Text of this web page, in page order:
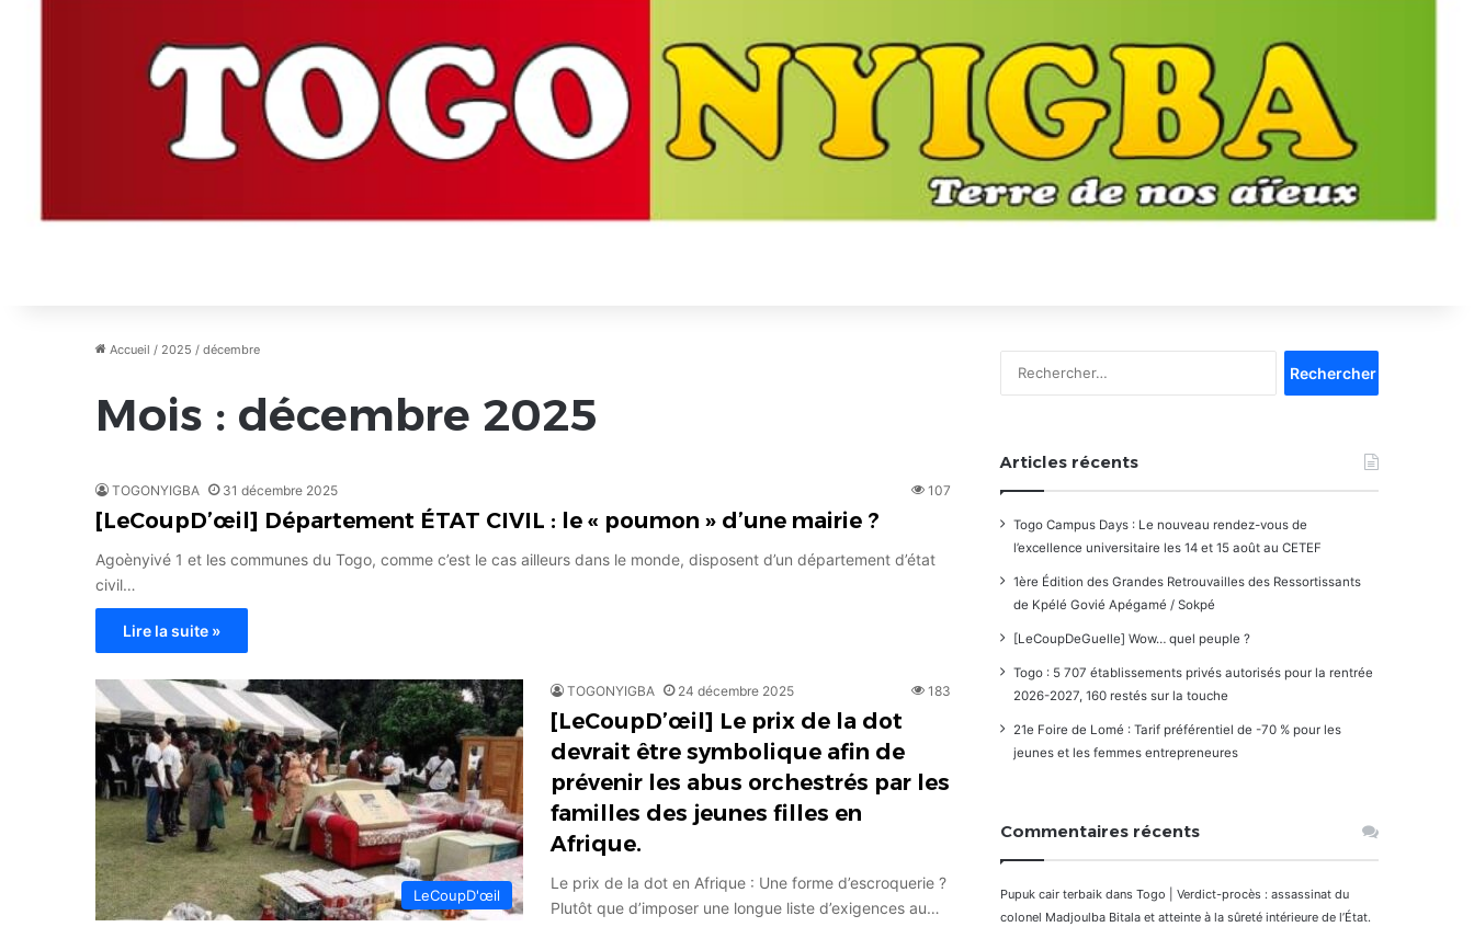
Accueil / 2025 / décembre
Mois : décembre 2025
TOGONYIGBA 31 décembre 2025 107
[LeCoupD’œil] Département ÉTAT CIVIL : le « poumon » d’une mairie ?
Agoènyivé 1 et les communes du Togo, comme c’est le cas ailleurs dans le monde, disposent d’un département d’état
civil…
Lire la suite »
LeCoupD'œil
TOGONYIGBA 24 décembre 2025 183
[LeCoupD’œil] Le prix de la dot
devrait être symbolique afin de
prévenir les abus orchestrés par les
familles des jeunes filles en
Afrique.
Le prix de la dot en Afrique : Une forme d’escroquerie ?
Plutôt que d’imposer une longue liste d’exigences au…
Articles récents
Togo Campus Days : Le nouveau rendez-vous de
l’excellence universitaire les 14 et 15 août au CETEF
1ère Édition des Grandes Retrouvailles des Ressortissants
de Kpélé Govié Apégamé / Sokpé
[LeCoupDeGuelle] Wow… quel peuple ?
Togo : 5 707 établissements privés autorisés pour la rentrée
2026-2027, 160 restés sur la touche
21e Foire de Lomé : Tarif préférentiel de -70 % pour les
jeunes et les femmes entrepreneures
Commentaires récents
Pupuk cair terbaik dans Togo | Verdict-procès : assassinat du
colonel Madjoulba Bitala et atteinte à la sûreté intérieure de l’État.